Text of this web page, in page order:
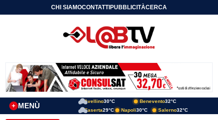
CHI SIAMOCONTATTIPUBBLICITÀCERCA
MENÙ
+
Avellino30°C Benevento32°C
Caserta29°C Napoli30°C Salerno32°C